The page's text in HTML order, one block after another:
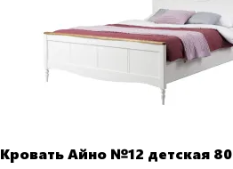
Кровать Айно №12 детская 80